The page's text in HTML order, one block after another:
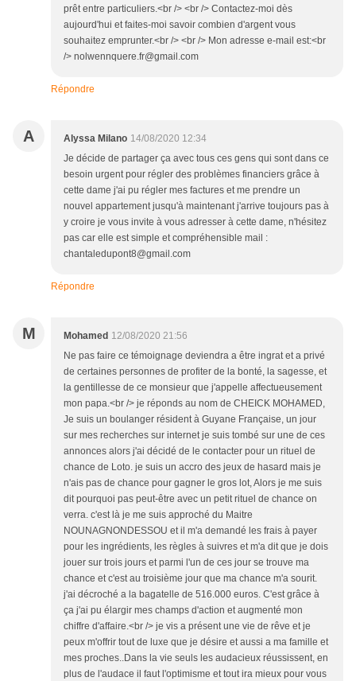
prêt entre particuliers.<br /> <br /> Contactez-moi dès
aujourd'hui et faites-moi savoir combien d'argent vous
souhaitez emprunter.<br /> <br /> Mon adresse e-mail est:<br
/> nolwennquere.fr@gmail.com
Répondre
A Alyssa Milano 14/08/2020 12:34
Je décide de partager ça avec tous ces gens qui sont dans ce
besoin urgent pour régler des problèmes financiers grâce à
cette dame j'ai pu régler mes factures et me prendre un
nouvel appartement jusqu'à maintenant j'arrive toujours pas à
y croire je vous invite à vous adresser à cette dame, n'hésitez
pas car elle est simple et compréhensible mail :
chantaledupont8@gmail.com
Répondre
M Mohamed 12/08/2020 21:56
Ne pas faire ce témoignage deviendra a être ingrat et a privé
de certaines personnes de profiter de la bonté, la sagesse, et
la gentillesse de ce monsieur que j'appelle affectueusement
mon papa.<br /> je réponds au nom de CHEICK MOHAMED,
Je suis un boulanger résident à Guyane Française, un jour
sur mes recherches sur internet je suis tombé sur une de ces
annonces alors j'ai décidé de le contacter pour un rituel de
chance de Loto. je suis un accro des jeux de hasard mais je
n'ais pas de chance pour gagner le gros lot, Alors je me suis
dit pourquoi pas peut-être avec un petit rituel de chance on
verra. c'est là je me suis approché du Maitre
NOUNAGNONDESSOU et il m'a demandé les frais à payer
pour les ingrédients, les règles à suivres et m'a dit que je dois
jouer sur trois jours et parmi l'un de ces jour se trouve ma
chance et c'est au troisième jour que ma chance m'a sourit.
j'ai décroché a la bagatelle de 516.000 euros. C'est grâce à
ça j'ai pu élargir mes champs d'action et augmenté mon
chiffre d'affaire.<br /> je vis a présent une vie de rêve et je
peux m'offrir tout de luxe que je désire et aussi a ma famille et
mes proches..Dans la vie seuls les audacieux réussissent, en
plus de l'audace il faut l'optimisme et tout ira mieux pour vous